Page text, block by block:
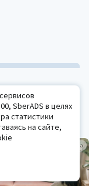
Реклама
1076
SberADS в целях
статистики
на сайте,